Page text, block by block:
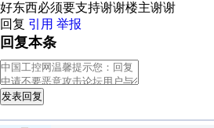
好东西必须要支持谢谢楼主谢谢
回复 引用 举报
回复本条
发表回复